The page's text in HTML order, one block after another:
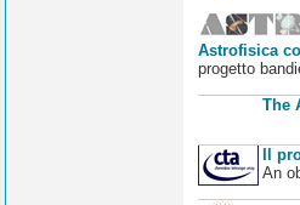
Astrofisica
progetto
The
Il
An